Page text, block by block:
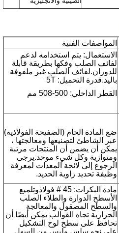
المواصفات الفنية
الاستعمال: يتم استخدامه لدعم
لفائف الصلب وفكها بطريقة قابلة
للدوران.لفائف الصلب غير ملفوفة
باليد.قدرة التحميل: 5T
القطر الداخلي: 500-508 مم
ضع المادة الخام (الصفيحة الفولاذية)
عبر الشاطئ لتصنيعها ومعالجتها ،
يمكن أن يضمن أن المنتجات مرتبة
ومتوازية وكل شيء موحد.يرجى
الرجوع إلى لائحة المعدات لمعرفة
وظيفة تحديد زاوية الحديد.
مادة البكرات: 45 # فولاذ وتلميع
الأسطح الدوارة والطلاء الصلب
والسطح المصقول والمعالجة
الحرارية تجاه القوالب يمكن أيضًا أن
تحافظ على سطح لوح التشكيل
على نحو سلس وليس من السهل